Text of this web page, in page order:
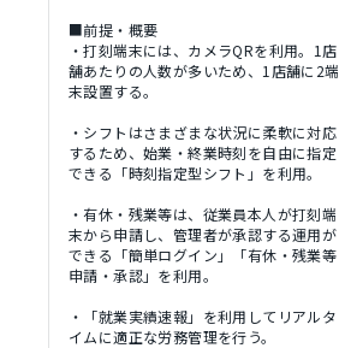
■前提・概要
・打刻端末には、カメラQRを利用。1店
舗あたりの人数が多いため、1店舗に2端
末設置する。
・シフトはさまざまな状況に柔軟に対応
するため、始業・終業時刻を自由に指定
できる「時刻指定型シフト」を利用。
・有休・残業等は、従業員本人が打刻端
末から申請し、管理者が承認する運用が
できる「簡単ログイン」「有休・残業等
申請・承認」を利用。
・「就業実績速報」を利用してリアルタ
イムに適正な労務管理を行う。